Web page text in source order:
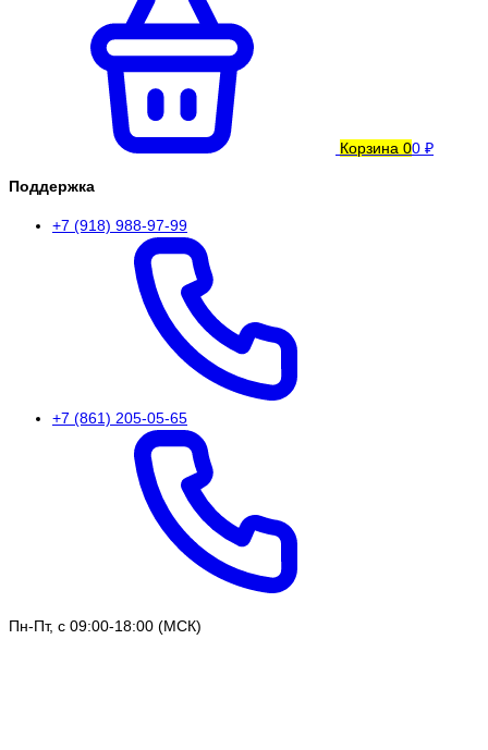
Корзина 00 ₽
Поддержка
+7 (918) 988-97-99
+7 (861) 205-05-65
Пн-Пт, с 09:00-18:00 (МСК)